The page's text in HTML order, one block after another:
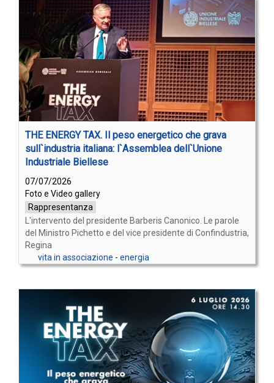
THE ENERGY TAX. Il peso energetico che grava
sull`industria italiana: l`Assemblea dell`Unione
Industriale Biellese
07/07/2026
Foto e Video gallery
Rappresentanza
L'intervento del presidente Barberis Canonico. Le parole
del Ministro Pichetto e del vice presidente di Confindustria,
Regina
vita in associazione - energia